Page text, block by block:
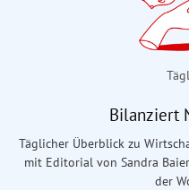
Bilanziert
Täglicher Überblick zu
mit Editorial von Sandra
der